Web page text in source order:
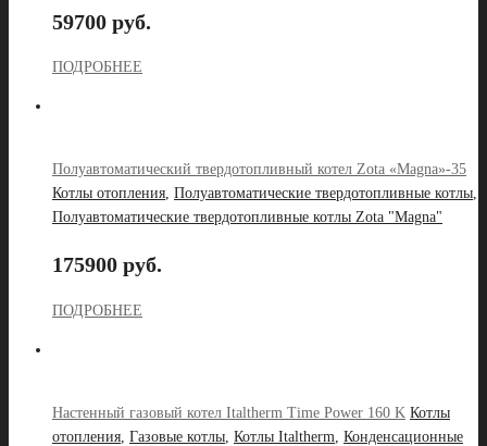
59700 руб.
ПОДРОБНЕЕ
Полуавтоматический твердотопливный котел Zota «Magna»-35
Котлы отопления, Полуавтоматические твердотопливные котлы,
Полуавтоматические твердотопливные котлы Zota "Magna"
175900 руб.
ПОДРОБНЕЕ
Настенный газовый котел Italtherm Time Power 160 K Котлы
отопления Газовые котлы Котлы Italtherm Конденсационные